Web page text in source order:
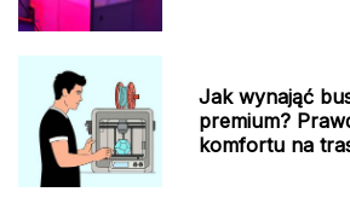
Jak wynająć
premium?
komfortu na